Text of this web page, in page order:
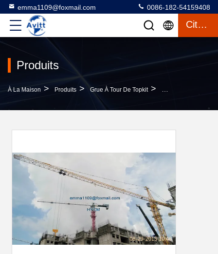
emma1109@foxmail.com 0086-182-54159408
Citation
Produits
À La Maison > Produits > Grue À Tour De Topkit > Crane De Tour